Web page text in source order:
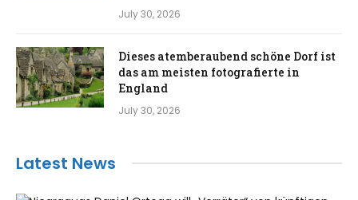
July 30, 2026
Dieses atemberaubend schöne Dorf ist
das am meisten fotografierte in
England
July 30, 2026
Latest News